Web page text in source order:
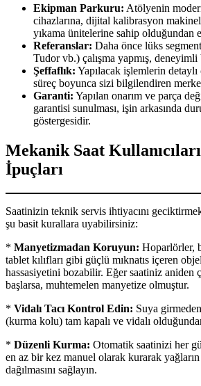
Ekipman Parkuru: Atölyenin
cihazlarına, dijital kalibrasyon
yıkama ünitelerine sahip olduğundan
Referanslar: Daha önce lüks
Tudor vb.) çalışma yapmış,
Şeffaflık: Yapılacak işlemlerin
süreç boyunca sizi bilgilendiren
Garanti: Yapılan onarım ve parça
garantisi sunulması, işin arkasında
göstergesidir.
Mekanik Saat
İpuçları
Saatinizin teknik servis ihtiyacını
şu basit kurallara uyabilirsiniz:
* Manyetizmadan Koruyun: Hoparlörler,
tablet kılıfları gibi güçlü mıknatıs içeren
hassasiyetini bozabilir. Eğer saatiniz aniden
başlarsa, muhtemelen manyetize olmuştur.
* Vidalı Tacı Kontrol Edin: Suya
(kurma kolu) tam kapalı ve vidalı
* Düzenli Kurma: Otomatik saatinizi her
en az bir kez manuel olarak kurarak
dağılmasını sağlayın.